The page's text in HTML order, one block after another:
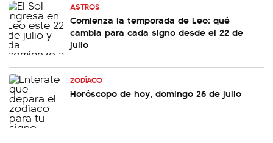
ASTROS
Comienza la temporada de Leo: qué
cambia para cada signo desde el 22 de
julio
ZODÍACO
Horóscopo de hoy, domingo 26 de julio